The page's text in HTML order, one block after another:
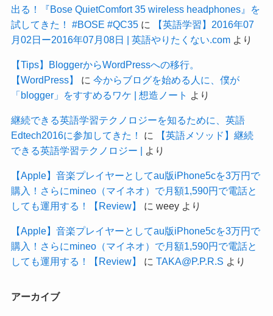
出る！『Bose QuietComfort 35 wireless headphones』を
試してきた！ #BOSE #QC35に
【英語学習】2016年07
月02日ー2016年07月08日 | 英語やりたくない.comより
【Tips】BloggerからWordPressへの移行。
【WordPress】
に 今からブログを始める人に、僕が
「blogger」をすすめるワケ | 想造ノート より
継続できる英語学習テクノロジーを知るために、英語
Edtech2016に参加してきた！
に
【英語メソッド】継続
できる英語学習テクノロジー | より
【Apple】音楽プレイヤーとしてau版iPhone5cを3万円で
購入！さらにmineo（マイネオ）で月額1,590円で電話と
しても運用する！【Review】
に weeyより
【Apple】音楽プレイヤーとしてau版iPhone5cを3万円で
購入！さらにmineo（マイネオ）で月額1,590円で電話と
しても運用する！【Review】
に TAKA@P.P.R.S より
アーカイブ